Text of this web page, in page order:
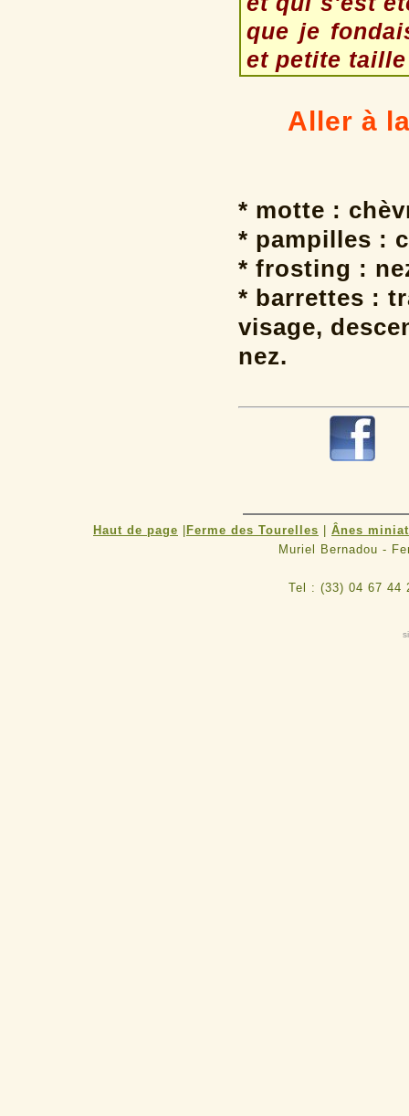
que je
et petite
Aller à
* motte :
* pampilles :
* frosting :
* barrettes :
visage,
nez.
Haut de page Ferme des Tourelles
Ânes
Muriel Bernadou -
Tel : (33) 04 67 44